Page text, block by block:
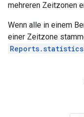
mehreren Zeitzonen
Wenn alle in einem
einer Zeitzone